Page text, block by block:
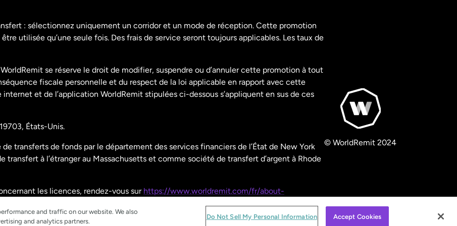
États-Unis
États-Unis Español
Malaisie
: sélectionnez uniquement un corridor et un mode de réception. Cette promotion
utilisée qu’une seule fois. Des frais de service seront toujours applicables. Les taux de
se réserve le droit de modifier, suspendre ou d’annuler cette promotion à tout
fiscale personnelle et du respect de la loi applicable en rapport avec cette
et de l’application WorldRemit stipulées ci-dessous s’appliquent en sus de ces
États-Unis.
transferts de fonds par le département des services financiers de l’État de New York
à l’étranger au Massachusetts et comme société de transfert d’argent à Rhode
les licences, rendez-vous sur https://www.worldremit.com/fr/about-
© WorldRemit 2024
and traffic on our website. We also
and analytics partners.
Do Not Sell My Personal Information Accept Cookies